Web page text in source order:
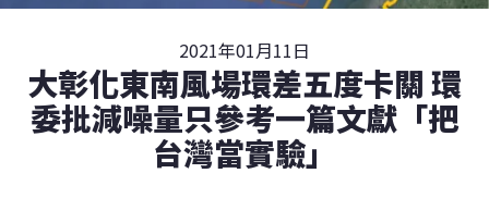
2021年01月11日
大彰化東南風場環差五度卡關 環
委批減噪量只參考一篇文獻「把
台灣當實驗」